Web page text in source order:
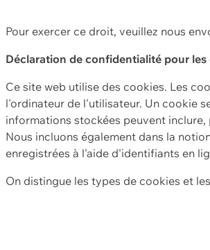
Pour exercer ce droit, veuillez nous
Déclaration de confidentialité pour les
Ce site web utilise des cookies. Les
l'ordinateur de l'utilisateur. Un cookie
informations stockées peuvent
Nous incluons également dans la
enregistrées à l'aide d'identifiants en
On distingue les types de cookies et